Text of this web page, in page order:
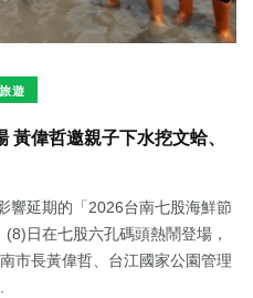
旅遊
黃偉哲邀親子下水挖文蛤、
響延期的「2026台南七股海鮮節
日在七股六孔碼頭熱鬧登場，
市長黃偉哲、台江國家公園管理